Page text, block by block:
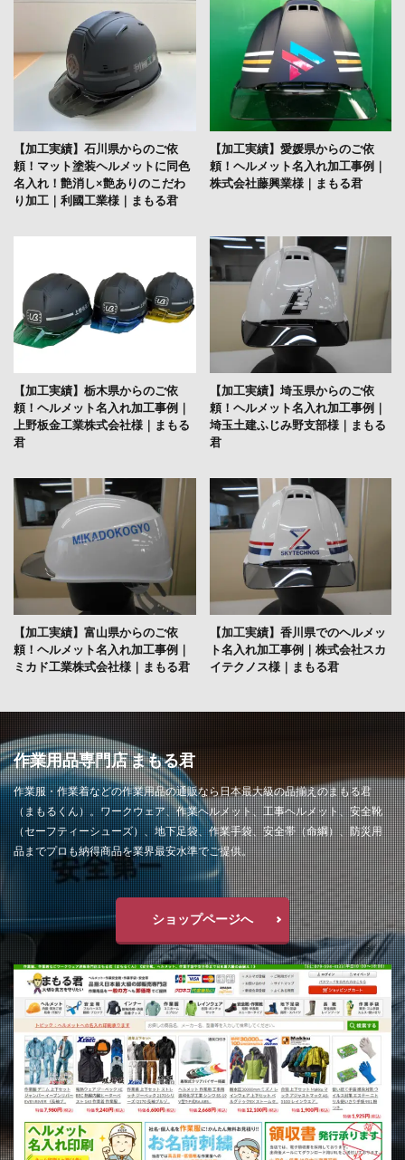
【加工実績】石川県からのご依
頼！マット塗装ヘルメットに同色
名入れ！艶消し×艶ありのこだわ
り加工｜利國工業様｜まもる君
【加工実績】愛媛県からのご依
頼！ヘルメット名入れ加工事例｜
株式会社藤興業様｜まもる君
【加工実績】栃木県からのご依
頼！ヘルメット名入れ加工事例｜
上野板金工業株式会社様｜まもる
君
【加工実績】埼玉県からのご依
頼！ヘルメット名入れ加工事例｜
埼玉土建ふじみ野支部様｜まもる
君
【加工実績】富山県からのご依
頼！ヘルメット名入れ加工事例｜
ミカド工業株式会社様｜まもる君
【加工実績】香川県でのヘルメッ
ト名入れ加工事例｜株式会社スカ
イテクノス様｜まもる君
作業用品専門店 まもる君
作業服・作業着などの作業用品の通販なら日本最大級の品揃えのまもる君
（まもるくん）。ワークウェア、作業ヘルメット、工事ヘルメット、安全靴
（セーフティーシューズ）、地下足袋、作業手袋、安全帯（命綱）、防災用
品までプロも納得商品を業界最安水準でご提供。
ショップページへ